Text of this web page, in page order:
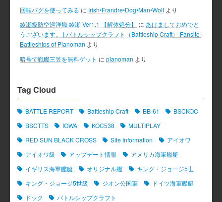
回転バグを使ってみる に Irish•Frandre•Dog•Man•Wolf より
綾瀬級防空巡洋艦 綾瀬 Ver1.1 【解体処分】
に あけましておめでと
うございます。 | バトルシップクラフト（Battleship Craft） Fansite |
Battleships of Pianoman より
暗号で戦艦三笠を無料ゲット に pianoman より
Tag Cloud
BATTLE REPORT Battleship Craft BB-61
BSCKOC
BSCTTS
IOWA KOC538
MULTIPLAY
RED SUN BLACK CROSS
Site Information
アイオワ
アイオワ級
アップデート情報
アメリカ海軍艦艇
イギリス海軍艦艇
オリジナル艦
キング・ジョージ5世
キング・ジョージ5世級
ジオン公国軍
ドイツ海軍艦艇
ドック
バトルシップクラフト